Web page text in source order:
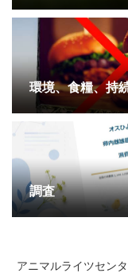
環境、食糧、持
調査
アニマルライツセン